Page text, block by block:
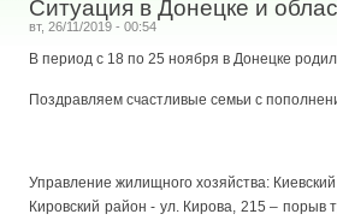
Ситуация в Донецке и
вт, 26/11/2019 - 00:54
В период с 18 по 25 ноября в Донецке
Поздравляем счастливые семьи с
Управление жилищного хозяйства:
Кировский район - ул. Кирова, 215 –